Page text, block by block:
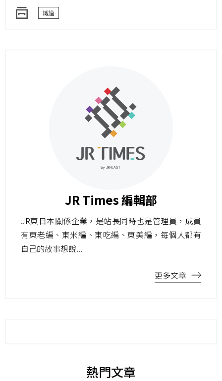
鐵道
JR Times 編輯部
JR東日本關係企業，是站長同時也是管理員，成員
有東老編、東米編、東吃編、東美編，每個人都有
自己的故事想說...
更多文章
熱門文章